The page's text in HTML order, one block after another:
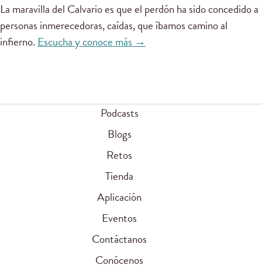
La maravilla del Calvario es que el perdón ha sido concedido a
personas inmerecedoras, caídas, que íbamos camino al
infierno.Escucha y conoce más →
Podcasts
Blogs
Retos
Tienda
Aplicación
Eventos
Contáctanos
Conócenos